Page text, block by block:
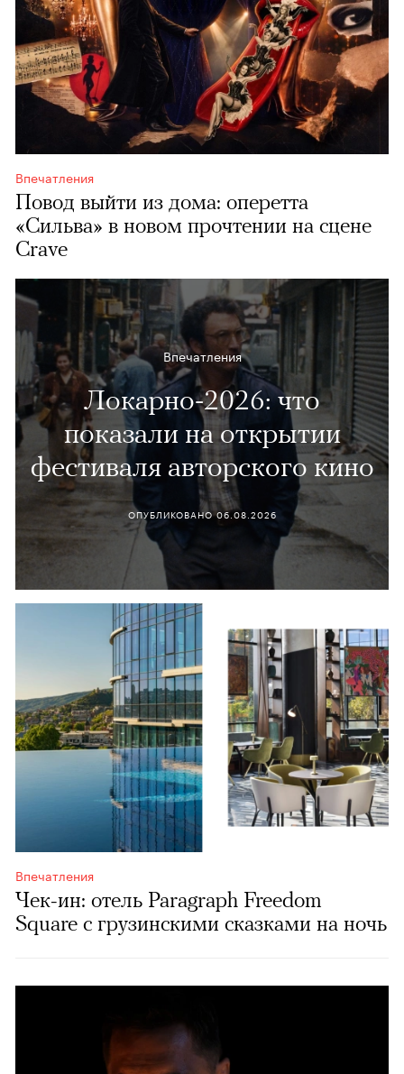
Впечатления
Повод выйти из дома: оперетта
«Сильва» в новом прочтении на сцене
Crave
Впечатления
Локарно-2026: что
показали на открытии
фестиваля авторского кино
ОПУБЛИКОВАНО06.08.2026
Впечатления
Чек-ин: отель Paragraph Freedom
Square c грузинскими сказками на ночь